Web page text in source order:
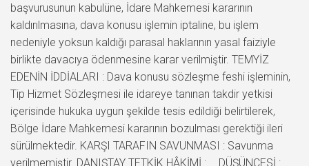
başvurusunun kabulüne, İdare Mahkemesi kararının
kaldırılmasına, dava konusu işlemin iptaline, bu işlem
nedeniyle yoksun kaldığı parasal haklarının yasal faiziyle
birlikte davacıya ödenmesine karar verilmiştir. TEMYİZ
EDENİN İDDİALARI : Dava konusu sözleşme feshi işleminin,
Tip Hizmet Sözleşmesi ile idareye tanınan takdir yetkisi
içerisinde hukuka uygun şekilde tesis edildiği belirtilerek,
Bölge İdare Mahkemesi kararının bozulması gerektiği ileri
sürülmektedir. KARŞI TARAFIN SAVUNMASI : Savunma
verilmemiştir. DANIŞTAY TETKİK HÂKİMİ : … DÜŞÜNCESİ :